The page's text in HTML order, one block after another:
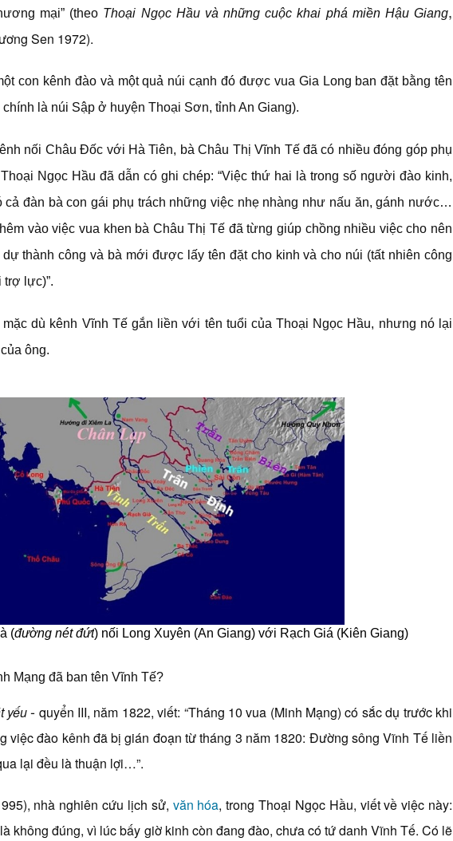
mại” (theo Thoại Ngọc Hầu và những cuộc khai phá miền Hậu Giang,
Sen 1972).
con kênh đào và một quả núi cạnh đó được vua Gia Long ban đặt bằng tên
là núi Sập ở huyện Thoại Sơn, tỉnh An Giang).
nối Châu Đốc với Hà Tiên, bà Châu Thị Vĩnh Tế đã có nhiều đóng góp phụ
Ngọc Hầu đã dẫn có ghi chép: “Việc thứ hai là trong số người đào kinh,
cả đàn bà con gái phụ trách những việc nhẹ nhàng như nấu ăn, gánh nước…
vào việc vua khen bà Châu Thị Tế đã từng giúp chồng nhiều việc cho nên
thành công và bà mới được lấy tên đặt cho kinh và cho núi (tất nhiên công
lực)”.
dù kênh Vĩnh Tế gắn liền với tên tuổi của Thoại Ngọc Hầu, nhưng nó lại
ông.
(đường nét đứt) nối Long Xuyên (An Giang) với Rạch Giá (Kiên Giang)
Mạng đã ban tên Vĩnh Tế?
yếu- quyển III, năm 1822, viết: “Tháng 10 vua (Minh Mạng) có sắc dụ trước khi
việc đào kênh đã bị gián đoạn từ tháng 3 năm 1820: Đường sông Vĩnh Tế liền
lại đều là thuận lợi…”.
nhà nghiên cứu lịch sử, văn hóa, trong Thoại Ngọc Hầu, viết về việc này:
không đúng, vì lúc bấy giờ kinh còn đang đào, chưa có tứ danh Vĩnh Tế. Có lẽ